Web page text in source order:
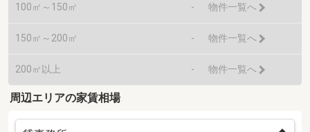
100㎡～150㎡ - 物件一覧へ
150㎡～200㎡ - 物件一覧へ
200㎡以上 - 物件一覧へ
周辺エリアの家賃相場